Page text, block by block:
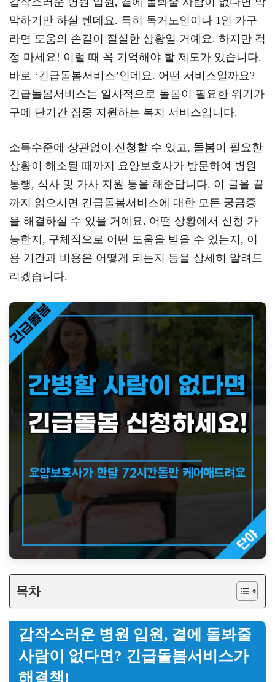
gr
a
m
tt
er
eb
oo
k
막하기만 하실 텐데요. 특히 독거노인이나 1인 가구
라면 도움의 손길이 절실한 상황일 거예요. 하지만 걱
정 마세요! 이럴 때 꼭 기억해야 할 제도가 있습니다.
바로 ‘긴급돌봄서비스’인데요. 어떤 서비스일까요?
긴급돌봄서비스는 일시적으로 돌봄이 필요한 위기가
구에 단기간 집중 지원하는 복지 서비스입니다.
소득수준에 상관없이 신청할 수 있고, 돌봄이 필요한
상황이 해소될 때까지 요양보호사가 방문하여 병원
동행, 식사 및 가사 지원 등을 해준답니다. 이 글을 끝
까지 읽으시면 긴급돌봄서비스에 대한 모든 궁금증
을 해결하실 수 있을 거예요. 어떤 상황에서 신청 가
능한지, 구체적으로 어떤 도움을 받을 수 있는지, 이
용 기간과 비용은 어떻게 되는지 등을 상세히 알려드
리겠습니다.
목차
갑작스러운 병원 입원, 곁에 돌봐줄
사람이 없다면? 긴급돌봄서비스가
해결책!